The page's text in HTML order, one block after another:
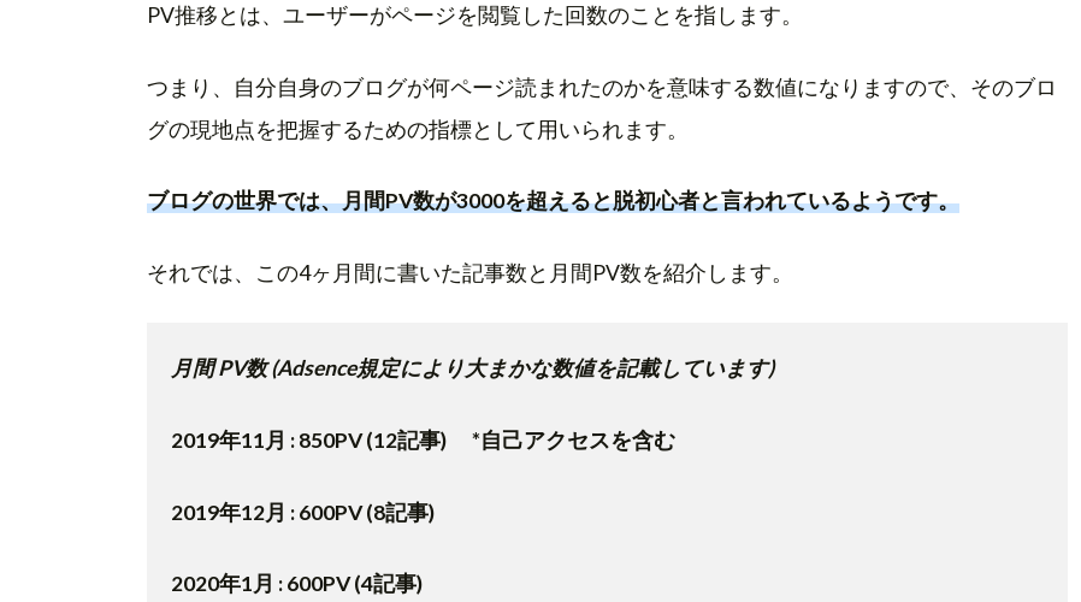
PV推移とは、ユーザーがページを閲覧した回数のことを指します。
つまり、自分自身のブログが何ページ読まれたのかを意味する数値になりますので、そのブロ
グの現地点を把握するための指標として用いられます。
ブログの世界では、月間PV数が3000を超えると脱初心者と言われているようです。
それでは、この4ヶ月間に書いた記事数と月間PV数を紹介します。
月間 PV数 (Adsence規定により大まかな数値を記載しています)
2019年11月 : 850PV (12記事) *自己アクセスを含む
2019年12月 : 600PV (8記事)
2020年1月 : 600PV (4記事)